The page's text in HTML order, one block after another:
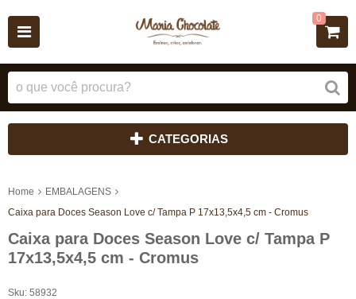
0
CATEGORIAS
Home
EMBALAGENS
Caixa para Doces Season Love c/ Tampa P 17x13,5x4,5 cm - Cromus
Caixa para Doces Season Love c/ Tampa P
17x13,5x4,5 cm - Cromus
Sku: 58932